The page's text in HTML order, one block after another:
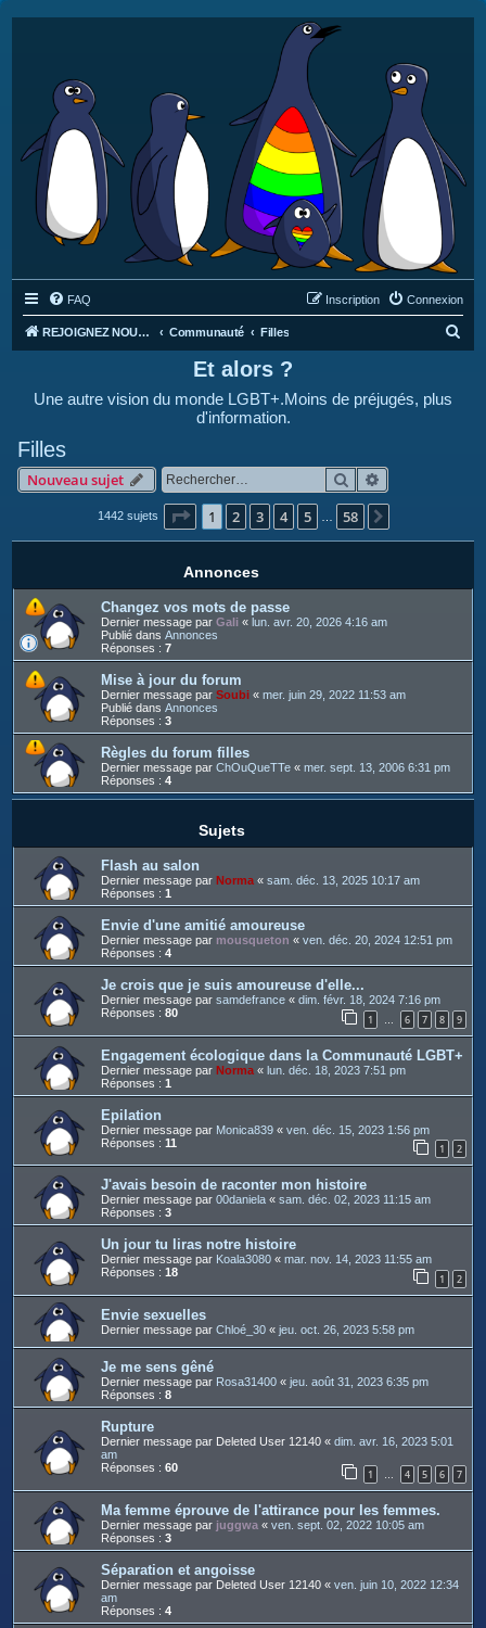
FAQ Connexion
Inscription
REJOIGNEZ NOUS SUR DISCORD : https://discord.gg/4C2Bvub Communauté Filles
e
Et alors ?
Une autre vision du monde LGBT+.Moins de préjugés, plus
d'information.
Filles
Nouveau sujet Rechercher
1442 sujets Page 1sur58
1 2 3 4 5 58
Annonces
Changez vos mots de passe
Dernier message par Gali « lun. avr. 20, 2026 4:16 am
Publié dans Annonces
Réponses : 7
Mise à jour du forum
Dernier message par Soubi « mer. juin 29, 2022 11:53 am
Publié dans Annonces
Réponses : 3
Règles du forum filles
Dernier message par ChOuQueTTe « mer. sept. 13, 2006 6:31 pm
Réponses : 4
Sujets
Flash au salon
Dernier message par Norma « sam. déc. 13, 2025 10:17 am
Réponses : 1
Envie d'une amitié amoureuse
Dernier message par mousqueton « ven. déc. 20, 2024 12:51 pm
Réponses : 4
Je crois que je suis amoureuse d'elle...
Dernier message par samdefrance « dim. févr. 18, 2024 7:16 pm
Réponses : 80 1 … 6 7 8 9
Engagement écologique dans la Communauté LGBT+
Dernier message par Norma « lun. déc. 18, 2023 7:51 pm
Réponses : 1
Epilation
Dernier message par Monica839 « ven. déc. 15, 2023 1:56 pm
Réponses : 11 1 2
J'avais besoin de raconter mon histoire
Dernier message par 00daniela « sam. déc. 02, 2023 11:15 am
Réponses : 3
Un jour tu liras notre histoire
Dernier message par Koala3080 « mar. nov. 14, 2023 11:55 am
Réponses : 18 1 2
Envie sexuelles
Dernier message par Chloé_30 « jeu. oct. 26, 2023 5:58 pm
Je me sens gêné
Dernier message par Rosa31400 « jeu. août 31, 2023 6:35 pm
Réponses : 8
Rupture
Dernier message par Deleted User 12140 « dim. avr. 16, 2023 5:01
am
Réponses : 60 1 4 5 6 7
Ma femme éprouve de l'attirance pour les femmes.
Dernier message par juggwa « ven. sept. 02, 2022 10:05 am
Réponses : 3
Séparation et angoisse
Dernier message par Deleted User 12140 « ven. juin 10, 2022 12:34
am
Réponses : 4